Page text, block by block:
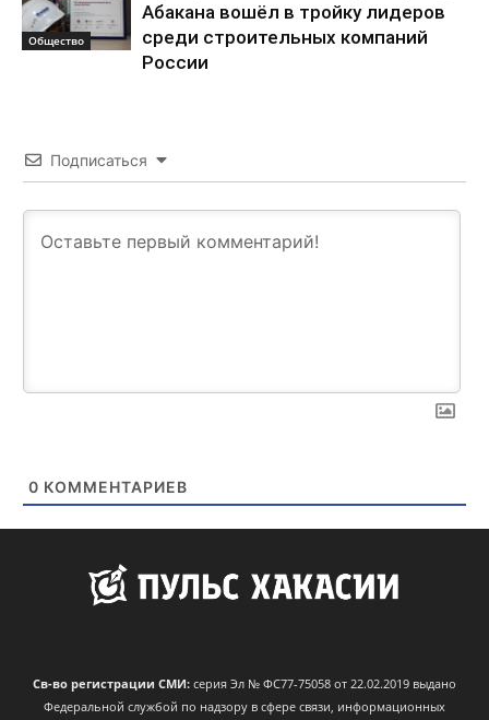
Общество
Абакана вошёл в тройку лидеров
среди строительных компаний
России
Подписаться
0 КОММЕНТАРИЕВ
Св-во регистрации СМИ: серия Эл № ФС77-75058 от 22.02.2019 выдано
Федеральной службой по надзору в сфере связи, информационных